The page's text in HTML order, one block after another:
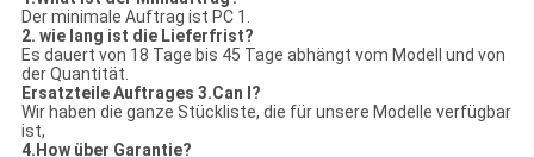
Der minimale Auftrag ist PC 1.
2. wie lang ist die Lieferfrist?
Es dauert von 18 Tage bis 45 Tage abhängt vom Modell und von
der Quantität.
Ersatzteile Auftrages 3.Can I?
Wir haben die ganze Stückliste, die für unsere Modelle verfügbar
ist,
4.How über Garantie?